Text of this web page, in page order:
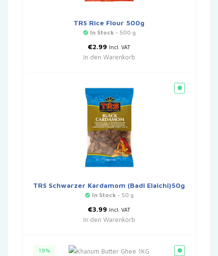
TRS Rice Flour 500g
In Stock- 500 g
€2.99 Incl. VAT
In den Warenkorb
TRS Schwarzer Kardamom (Badi Elaichi)50g
In Stock- 50 g
€3.99 Incl. VAT
In den Warenkorb
19%